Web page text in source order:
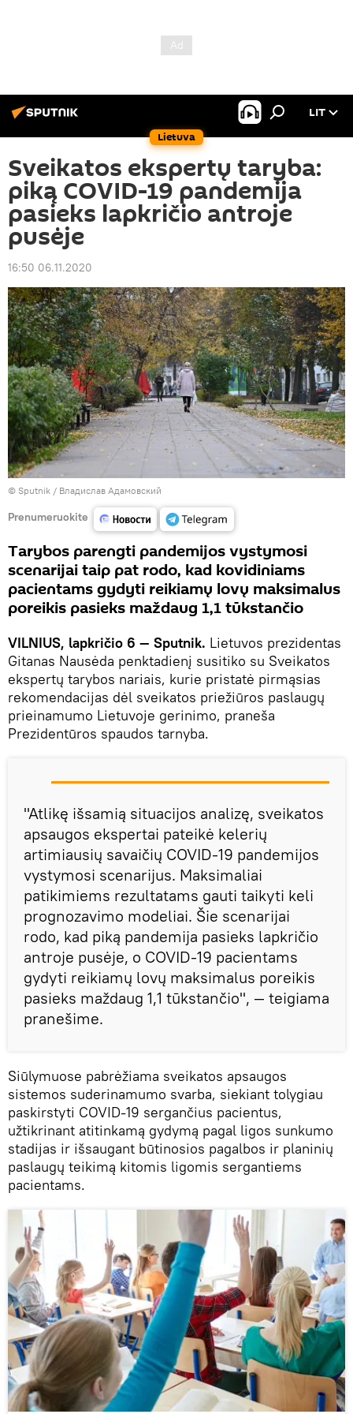
Lietuva
LIT
Sveikatos ekspertų taryba:
piką COVID-19 pandemija
pasieks lapkričio antroje
pusėje
16:50 06.11.2020
© Sputnik / Владислав Адамовский
Prenumeruokite
Tarybos parengti pandemijos vystymosi
scenarijai taip pat rodo, kad kovidiniams
pacientams gydyti reikiamų lovų maksimalus
poreikis pasieks maždaug 1,1 tūkstančio
VILNIUS, lapkričio 6 — Sputnik. Lietuvos prezidentas
Gitanas Nausėda penktadienį susitiko su Sveikatos
ekspertų tarybos nariais, kurie pristatė pirmąsias
rekomendacijas dėl sveikatos priežiūros paslaugų
prieinamumo Lietuvoje gerinimo, praneša
Prezidentūros spaudos tarnyba.
"Atlikę išsamią situacijos analizę, sveikatos
apsaugos ekspertai pateikė kelerių
artimiausių savaičių COVID-19 pandemijos
vystymosi scenarijus. Maksimaliai
patikimiems rezultatams gauti taikyti keli
prognozavimo modeliai. Šie scenarijai
rodo, kad piką pandemija pasieks lapkričio
antroje pusėje, o COVID-19 pacientams
gydyti reikiamų lovų maksimalus poreikis
pasieks maždaug 1,1 tūkstančio", — teigiama
pranešime.
Siūlymuose pabrėžiama sveikatos apsaugos
sistemos suderinamumo svarba, siekiant tolygiau
paskirstyti COVID-19 sergančius pacientus,
užtikrinant atitinkamą gydymą pagal ligos sunkumo
stadijas ir išsaugant būtinosios pagalbos ir planinių
paslaugų teikimą kitomis ligomis sergantiems
pacientams.